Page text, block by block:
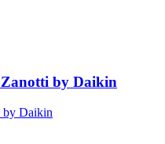
by Daikin
by Daikin